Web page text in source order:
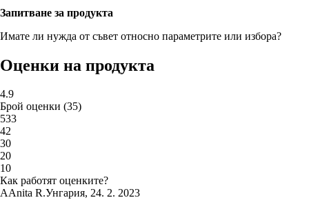
Запитване за продукта
Имате ли нужда от съвет относно параметрите или избора?
Оценки на продукта
4.9
Брой оценки (35)
533
42
30
20
10
Как работят оценките?
AAnita R.Унгария, 24. 2. 2023